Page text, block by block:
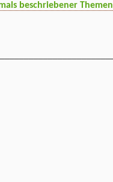
beschriebener Themen